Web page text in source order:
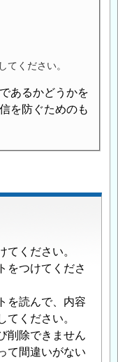
てください。
あるかどうかを
を防ぐためのも
てください。
をつけてくださ
を読んで、内容
てください。
削除できません
て間違いがない